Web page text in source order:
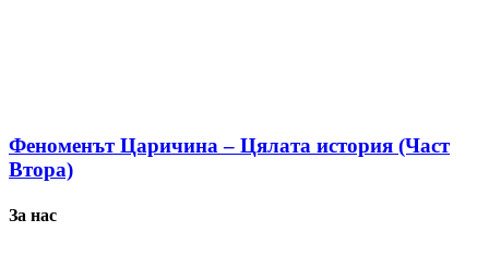
Феноменът Царичина – Цялата история (Част
Втора)
За нас